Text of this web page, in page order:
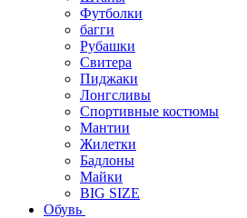
Футболки
багги
Рубашки
Свитера
Пиджаки
Лонгсливы
Спортивные костюмы
Мантии
Жилетки
Бадлоны
Майки
BIG SIZE
Обувь